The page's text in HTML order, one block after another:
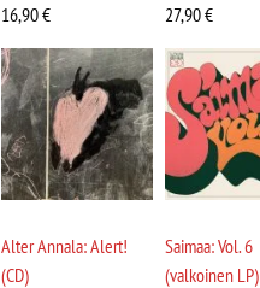
16,90€
27,90€
Alter Annala: Alert!
(CD)
Saimaa: Vol. 6
(valkoinen LP)